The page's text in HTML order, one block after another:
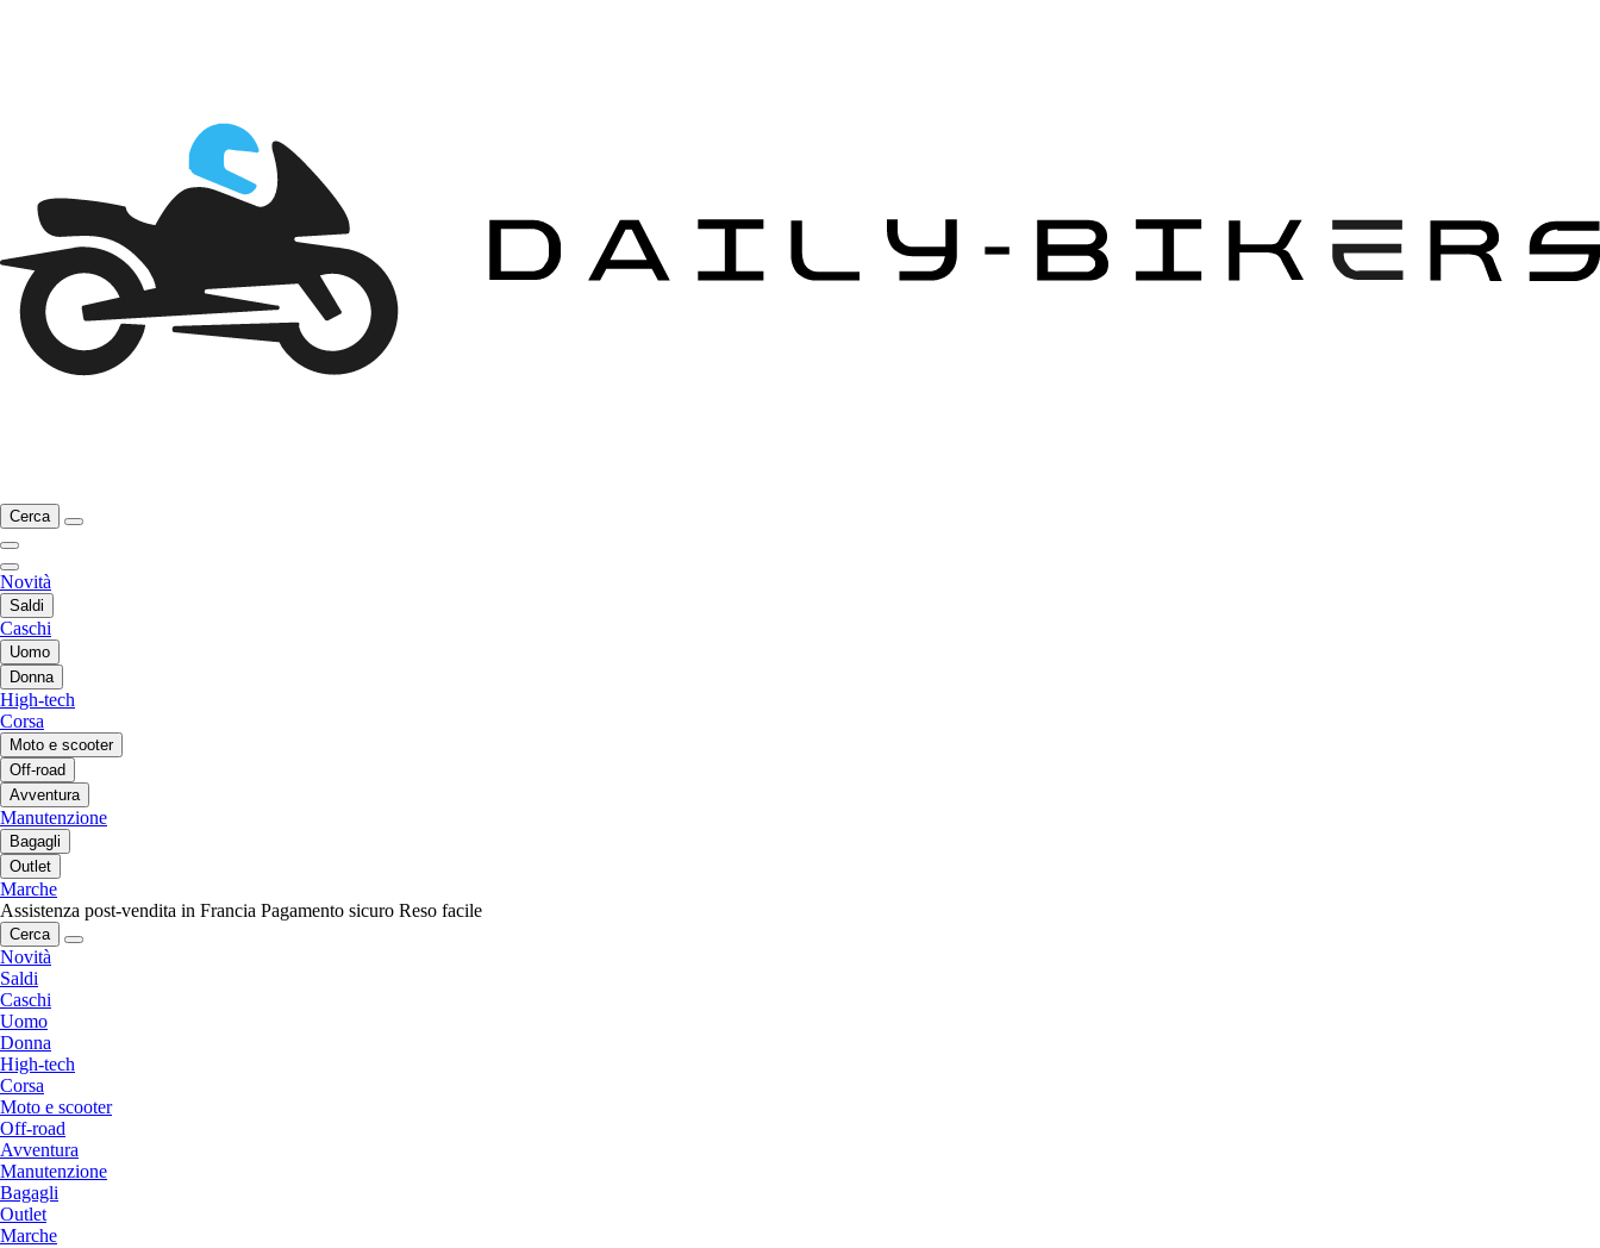
Cerca
Novità
Saldi
Caschi
Uomo
Donna
High-tech
Corsa
Moto e scooter
Off-road
Avventura
Manutenzione
Bagagli
Outlet
Marche
Assistenza post-vendita in Francia Pagamento sicuro Reso facile
Cerca
Novità
Saldi
Caschi
Uomo
Donna
High-tech
Corsa
Moto e scooter
Off-road
Avventura
Manutenzione
Bagagli
Outlet
Marche